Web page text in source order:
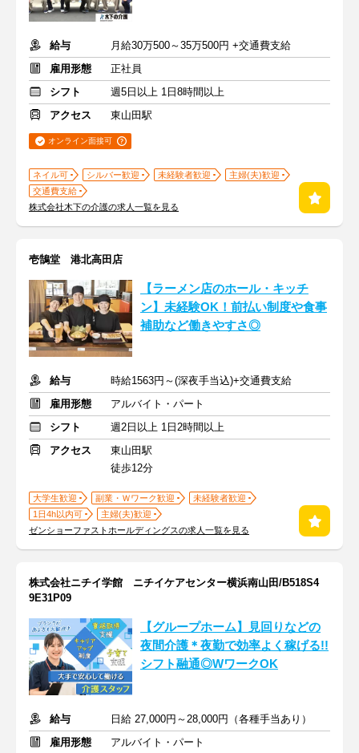
給与
月給30万500～35万500円 +交通費支給
雇用形態
正社員
シフト
週5日以上 1日8時間以上
アクセス
東山田駅
オンライン面接可
ネイル可 シルバー歓迎 未経験者歓迎
主婦(夫)歓迎
交通費支給
株式会社木下の介護の求人一覧を見る
壱鵠堂 港北高田店
【ラーメン店のホール・キッチ
ン】未経験OK！前払い制度や食事
補助など働きやすさ◎
給与
時給1563円～(深夜手当込)+交通費支給
雇用形態
アルバイト・パート
シフト
週2日以上 1日2時間以上
アクセス
東山田駅
徒歩12分
大学生歓迎 副業・Ｗワーク歓迎
未経験者歓迎
1日4h以内可
主婦(夫)歓迎
ゼンショーファストホールディングスの求人一覧を見る
株式会社ニチイ学館 ニチイケアセンター横浜南山田/B518S4
9E31P09
【グループホーム】見回りなどの
夜間介護＊夜勤で効率よく稼げる!!
シフト融通◎WワークOK
給与
日給 27,000円～28,000円（各種手当あり）
雇用形態
アルバイト・パート